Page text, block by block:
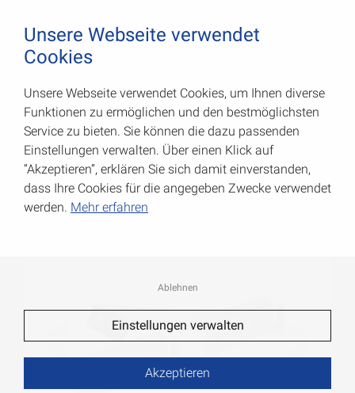
Doppeltorüberwürfe
Art.-Nr.: 010084000
Unsere Webseite verwendet
Cookies
Unsere Webseite verwendet Cookies, um Ihnen diverse
Funktionen zu ermöglichen und den bestmöglichsten
Service zu bieten. Sie können die dazu passenden
Einstellungen verwalten. Über einen Klick auf
“Akzeptieren”, erklären Sie sich damit einverstanden,
dass Ihre Cookies für die angegeben Zwecke verwendet
werden. Mehr erfahren
Ablehnen
Einstellungen verwalten
Akzeptieren